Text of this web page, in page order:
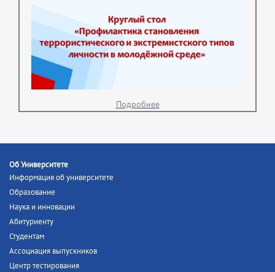
Подробнее
Об Университете
Информация об университете
Образование
Наука и инновации
Абитуриенту
Студентам
Ассоциация выпускников
Центр тестирования